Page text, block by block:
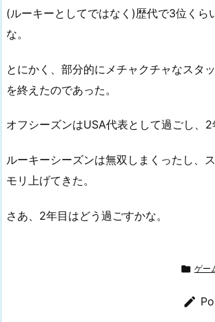
(ルーキーとしてではなく)歴代で3位くら
な。
とにかく、部分的にメチャクチャなスタ
を終えたのであった。
オフシーズンはUSA代表として過ごし、2
ルーキーシーズンは無双しまくったし、
モリ上げてきた。
さあ、2年目はどう過ごすかな。
 ゲー
